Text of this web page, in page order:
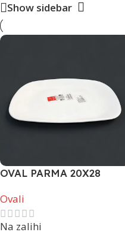
Show sidebar
OVAL PARMA 20X28
Ovali
Na zalihi